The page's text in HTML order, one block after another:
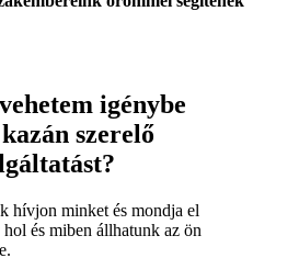
igénybe
szerelő
hívjon minket és mondja el
és miben állhatunk az ön